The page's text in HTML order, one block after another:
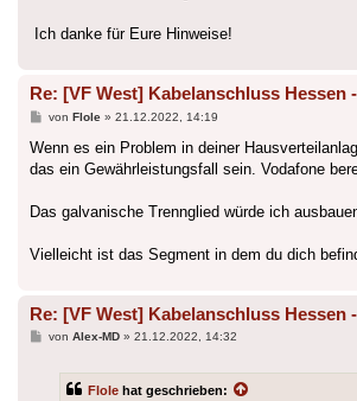
Ich danke für Eure Hinweise!
Re: [VF West] Kabelanschluss
Beitrag
von Flole» 21.12.2022, 14:19
Wenn es ein Problem in deiner
das ein Gewährleistungsfall sein. Vodafone
Das galvanische Trennglied würde ich
Vielleicht ist das Segment in dem du dich
Re: [VF West] Kabelanschluss
Beitrag
von Alex-MD» 21.12.2022, 14:32
Flole hat geschrieben: